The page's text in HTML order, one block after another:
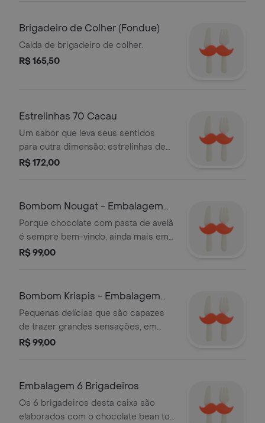
Brigadeiro de Colher (Fondue)
Calda de brigadeiro de colher.
R$ 165,50
Estrelinhas 70 Cacau
Um sabor que leva seus sentidos
para outra dimensão: estrelinhas de
chocolate amargo, 70 cacau.
R$ 172,00
Bombom Nougat - Embalagem
com 6 Unidades
Porque chocolate com pasta de avelã
é sempre bem-vindo, ainda mais em
uma embalagem com 6 unidades.
R$ 99,00
Bombom Krispis - Embalagem
com 6 Unidade
Pequenas delícias que são capazes
de trazer grandes sensações, em
embalagem com 6 unidades.
R$ 99,00
Embalagem 6 Brigadeiros
Os 6 brigadeiros desta caixa são
elaborados com o chocolate bean to